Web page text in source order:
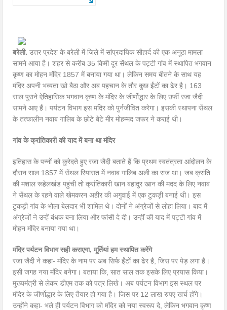
बरेली.उत्तर प्रदेश के बरेली में जिले में सांप्रदायिक सौहार्द की एक अनूठा मामला
सामने आया है। शहर से करीब 35 किमी दूर सेंथल के पट्टी गांव में स्थापित भगवान
कृष्ण का मोहन मंदिर 1857 में बनाया गया था। लेकिन समय बीतने के साथ यह
मंदिर अपनी भव्यता खो बैठा और अब पहचान के तौर कुछ ईंटों का ढेर है। 163
साल पुराने ऐतिहासिक भगवान कृष्ण के मंदिर के जीर्णोद्धार के लिए उर्फी रजा जैदी
सामने आए हैं। पर्यटन विभाग इस मंदिर को पुर्नजीवित करेगा। इसकी स्थापना सेंथल
के तत्कालीन नवाब गालिब के छोटे बेटे मीर मोहम्मद जफर ने कराई थी।
गांव के क्रांतिकारी की याद में बना था मंदिर
इतिहास के पन्नों को कुरेदते हुए रजा जैदी बताते हैं कि प्रथम स्वतंत्रता आंदोलन के
दौरान साल 1857 में सेंथल रियासत में नवाब गालिब अली का राज था। जब क्रांति
की मशाल रूहेलखंड पहुंची तो क्रांतिकारी खान बहादुर खान की मदद के लिए नवाब
ने सेंथल के रहने वाले खेमकरन अहीर की अगुवाई में एक टुकड़ी बनाई थी। इस
टुकड़ी गांव के भोला बेलदार भी शामिल थे। दोनों ने अंग्रेजों से लोहा लिया। बाद में
अंग्रेजों ने उन्हें बंधक बना लिया और फांसी दे दी। उन्हीं की याद में पट्टी गांव में
मोहन मंदिर बनाया गया था।
मंदिर पर्यटन विभाग सही कराएगा, मूर्तियां हम स्थापित करेंगे
रजा जैदी ने कहा- मंदिर के नाम पर अब सिर्फ ईंटों का ढेर है, जिस पर पेड़ लगा है।
इसी जगह नया मंदिर बनेगा। बताया कि, सात साल तक इसके लिए प्रयास किया।
मुख्यमंत्री से लेकर डीएम तक को पत्र लिखे। अब पर्यटन विभाग इस स्थल पर
मंदिर के जीर्णोद्धार के लिए तैयार हो गया है। जिस पर 12 लाख रुपए खर्च होंगे।
उन्होंने कहा- भले ही पर्यटन विभाग को मंदिर को नया स्वरूप दे, लेकिन भगवान कृष्ण